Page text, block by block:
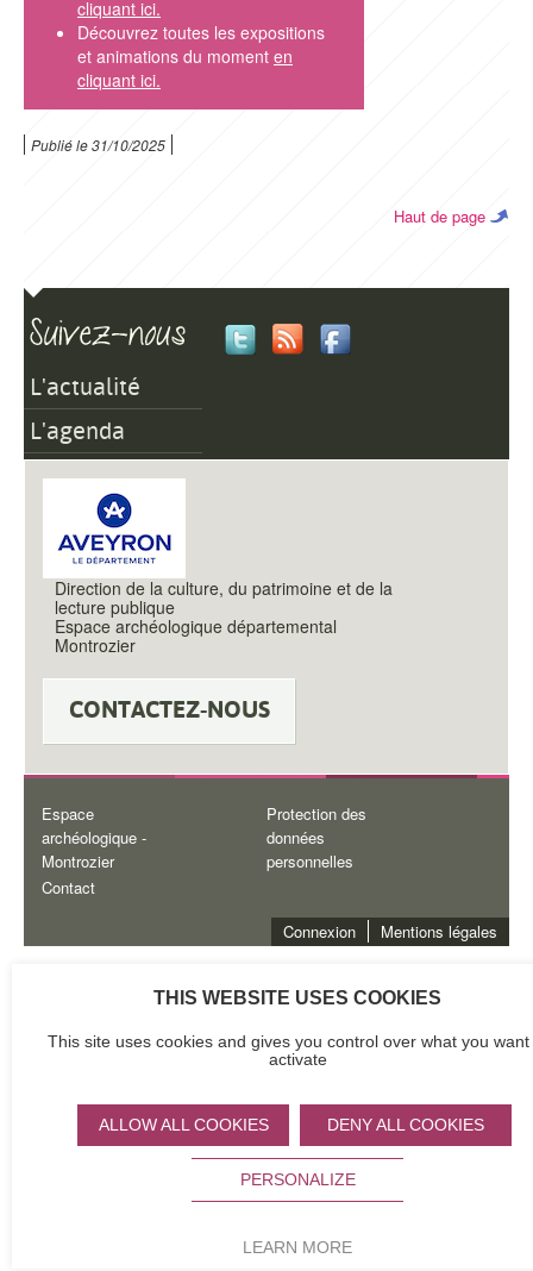
cliquant ici.
Découvrez toutes les expositions
et animations du moment en
cliquant ici.
Publié le31/10/2025
Haut de page
L'actualité
L'agenda
Direction de la culture, du patrimoine et de la
lecture publique
Espace archéologique départemental
Montrozier
CONTACTEZ-NOUS
Minisite
Footer
Espace
archéologique -
Montrozier
Contact
Protection des
données
personnelles
Minisite
Subfooter
Connexion Mentions légales
THIS WEBSITE USES COOKIES
This site uses cookies and gives you control over what you want
activate
ALLOW ALL COOKIES DENY ALL COOKIES
PERSONALIZE
LEARN MORE